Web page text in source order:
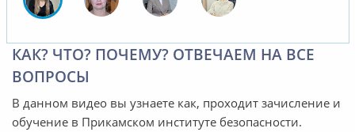
КАК? ЧТО? ПОЧЕМУ? ОТВЕЧАЕМ НА ВСЕ
ВОПРОСЫ
В данном видео вы узнаете как, проходит зачисление и
обучение в Прикамском институте безопасности.